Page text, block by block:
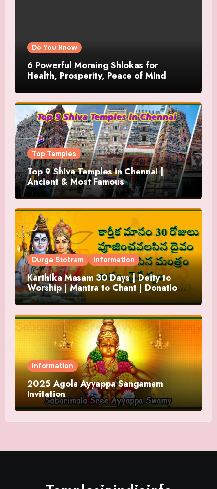
Do You Know
6 Powerful Morning Shlokas for
Health, Prosperity, Peace of Mind
Top Temples
Top 9 Shiva Temples in Chennai |
Ancient & Most Famous
Durga Stotram Information
Karthika Masam 30 Days | Deity to
Worship | Mantra to Chant | Donations
and Offering
Information
2025 Agola Ayyappa Sangamam
Invitation